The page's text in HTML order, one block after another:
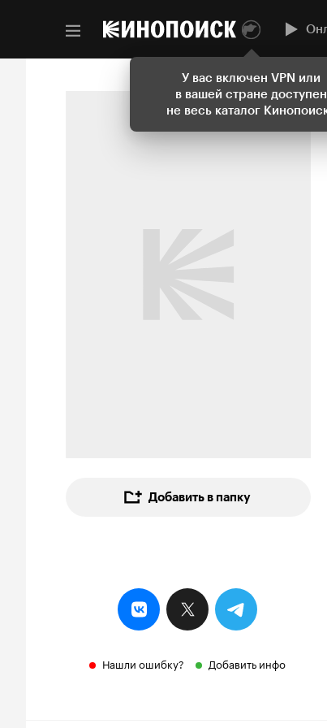
У вас включен VPN или
в вашей стране доступен
не весь каталог
Добавить в папку
Нашли ошибку? Добавить инфо